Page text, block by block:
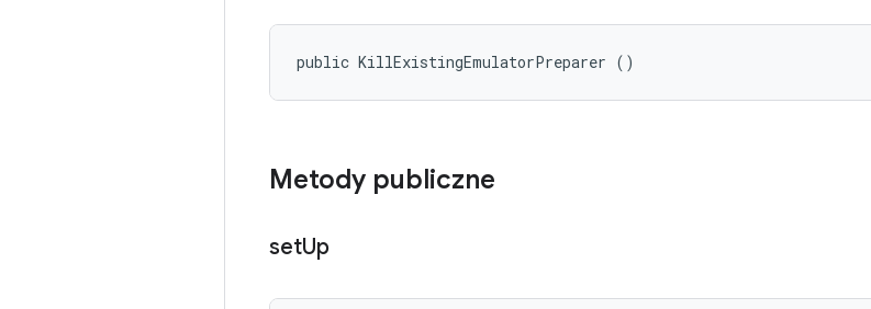
public KillExistingEmulatorPreparer ()
Metody publiczne
setUp